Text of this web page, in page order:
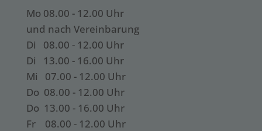
Mo 08.00 - 12.00 Uhr
und nach Vereinbarung
Di 08.00 - 12.00 Uhr
Di 13.00 - 16.00 Uhr
Mi 07.00 - 12.00 Uhr
Do 08.00 - 12.00 Uhr
Do 13.00 - 16.00 Uhr
Fr 08.00 - 12.00 Uhr